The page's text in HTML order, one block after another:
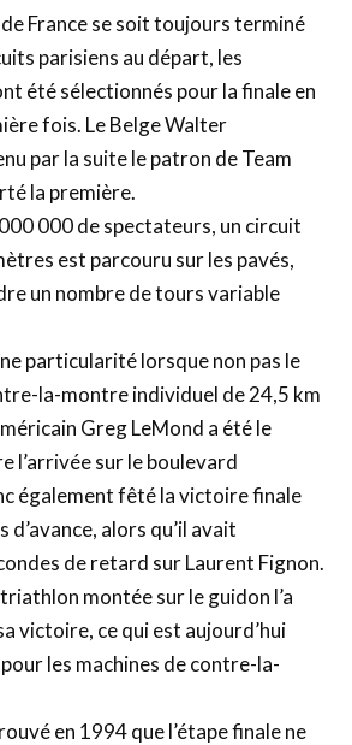
France se soit toujours terminé
parisiens au départ, les
été sélectionnés pour la finale en
fois. Le Belge Walter
par la suite le patron de Team
la première.
000 de spectateurs, un circuit
est parcouru sur les pavés,
un nombre de tours variable
particularité lorsque non pas le
la-montre individuel de 24,5 km
Greg LeMond a été le
l’arrivée sur le boulevard
également fêté la victoire finale
d’avance, alors qu’il avait
de retard sur Laurent Fignon.
montée sur le guidon l’a
victoire, ce qui est aujourd’hui
les machines de contre-la-
en 1994 que l’étape finale ne